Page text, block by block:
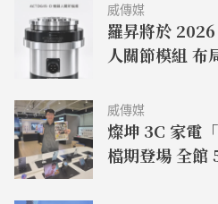
威傳媒
羅昇將於
人關節模組 布
威傳媒
燦坤 3C 家電
檔期登場 全館